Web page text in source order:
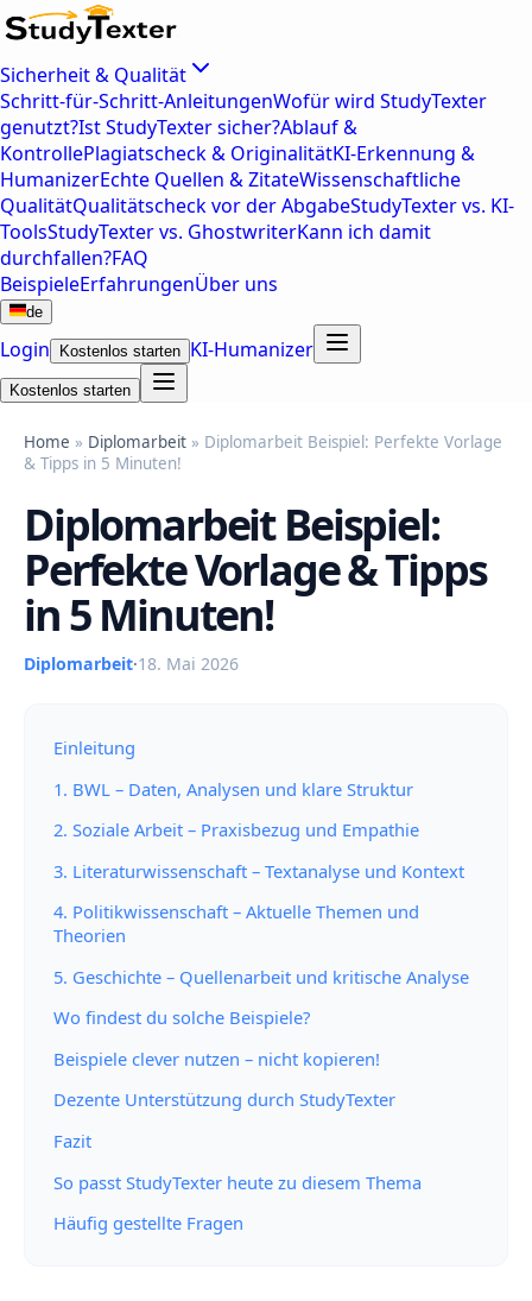
Sicherheit & Qualität
Schritt-für-Schritt-AnleitungenWofür wird StudyTexter
genutzt?Ist StudyTexter sicher?Ablauf &
KontrollePlagiatscheck & OriginalitätKI-Erkennung &
HumanizerEchte Quellen & ZitateWissenschaftliche
QualitätQualitätscheck vor der AbgabeStudyTexter vs. KI-
ToolsStudyTexter vs. GhostwriterKann ich damit
durchfallen?FAQ
BeispieleErfahrungenÜber uns
de
Login Kostenlos starten KI-Humanizer
Kostenlos starten
Home » Diplomarbeit » Diplomarbeit Beispiel: Perfekte Vorlage
& Tipps in 5 Minuten!
Diplomarbeit Beispiel:
Perfekte Vorlage & Tipps
in 5 Minuten!
Diplomarbeit·18. Mai 2026
Einleitung
1. BWL – Daten, Analysen und klare Struktur
2. Soziale Arbeit – Praxisbezug und Empathie
3. Literaturwissenschaft – Textanalyse und Kontext
4. Politikwissenschaft – Aktuelle Themen und
Theorien
5. Geschichte – Quellenarbeit und kritische Analyse
Wo findest du solche Beispiele?
Beispiele clever nutzen – nicht kopieren!
Dezente Unterstützung durch StudyTexter
Fazit
So passt StudyTexter heute zu diesem Thema
Häufig gestellte Fragen